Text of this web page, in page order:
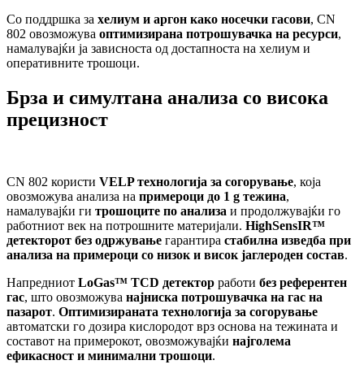
Со поддршка за хелиум и аргон како носечки гасови, CN
802 овозможува оптимизирана потрошувачка на ресурси,
намалувајќи ја зависноста од достапноста на хелиум и
оперативните трошоци.
Брза и симултана анализа со висока
прецизност
CN 802 користи VELP технологија за согорување, која
овозможува анализа на примероци до 1 g тежина,
намалувајќи ги трошоците по анализа и продолжувајќи го
работниот век на потрошните материјали. HighSensIR™
детекторот без одржување гарантира стабилна изведба при
анализа на примероци со низок и висок јаглероден состав.
Напредниот LoGas™ TCD детектор работи без референтен
гас, што овозможува најниска потрошувачка на гас на
пазарот. Оптимизираната технологија за согорување
автоматски го дозира кислородот врз основа на тежината и
составот на примерокот, овозможувајќи најголема
ефикасност и минимални трошоци.